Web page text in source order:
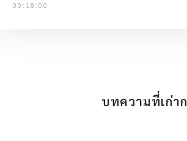
00:18:00
บทความที่เก่า